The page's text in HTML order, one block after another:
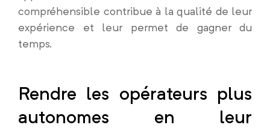
compréhensible contribue à la qualité de leur
expérience et leur permet de gagner du
temps.
Rendre les opérateurs plus
autonomes en leur